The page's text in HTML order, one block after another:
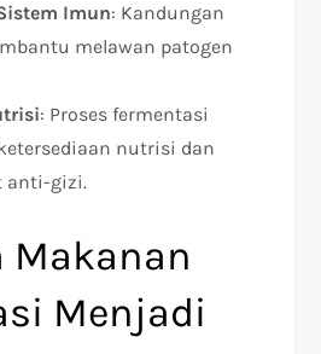
Imun: Kandungan
melawan patogen
: Proses fermentasi
nutrisi dan
anti-gizi.
Makanan
Menjadi